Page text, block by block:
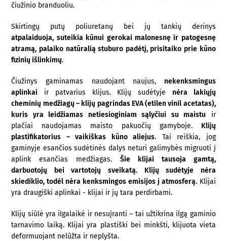
čiužinio branduoliu.
Skirtingų putų poliuretanų bei jų tankių derinys
atpalaiduoja, suteikia kūnui gerokai malonesnę ir patogesnę
atramą, palaiko natūralią stuburo padėtį, prisitaiko prie kūno
fizinių išlinkimų.
Čiužinys gaminamas naudojant naujus, nekenksmingus
aplinkai ir patvarius klijus. Klijų sudėtyje nėra lakiųjų
cheminių medžiagų – klijų pagrindas EVA (etilen vinil acetatas),
kuris yra leidžiamas netiesioginiam sąlyčiui su maistu ir
plačiai naudojamas maisto pakuočių gamyboje. Klijų
plastifikatorius – vaikiškas kūno aliejus. Tai reiškia, jog
gaminyje esančios sudėtinės dalys neturi galimybės migruoti į
aplink esančias medžiagas. Šie klijai tausoja gamtą,
darbuotojų bei vartotojų sveikatą.
Klijų sudėtyje nėra
skiediklio, todėl nėra kenksmingos emisijos į atmosferą.Klijai
yra draugiški aplinkai - klijai ir jų tara perdirbami.
Klijų siūlė yra ilgalaikė ir nesuįranti – tai užtikrina ilgą gaminio
tarnavimo laiką. Klijai yra plastiški bei minkšti, klijuota vieta
deformuojant nelūžta ir neplyšta.